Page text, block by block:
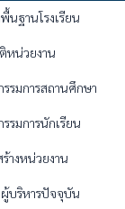
นฐานโรงเรียน
หน่วยงาน
รมการสถานศึกษา
รมการนักเรียน
ร้างหน่วยงาน
บริหารปัจจุบัน